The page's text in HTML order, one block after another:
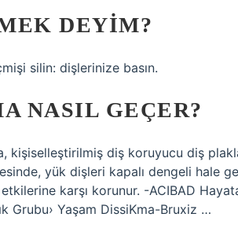
DEYIM?
silin: dişlerinize basın.
NASIL GEÇER?
kişiselleştirilmiş diş koruyucu diş
yük dişleri kapalı dengeli hale
karşı korunur. -ACIBAD
Grubu› Yaşam DissiKma-Bruxiz …